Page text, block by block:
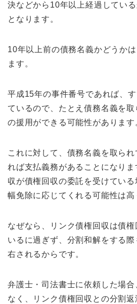
決などから10年以上経過してい
となります。
10年以上前の債務名義かどうか
ます。
平成15年の事件番号であれば、
ているので、たとえ債務名義を
の援用ができる可能性があります
これに対して、債務名義を取ら
れば支払義務があることになりま
収が債権回収の委託を受けてい
幅免除に応じてくれる可能性は高
なぜなら、リンク債権回収は債
いるに過ぎず、分割和解をする
右されるからです。
弁護士・司法書士に依頼した場
なく、リンク債権回収との分割